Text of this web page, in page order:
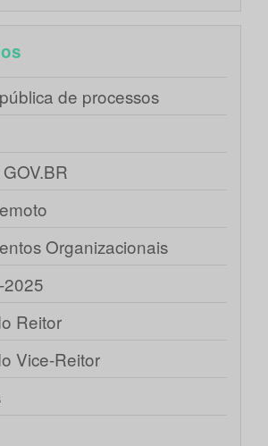
de processos
Organizacionais
Reitor
Vice-Reitor